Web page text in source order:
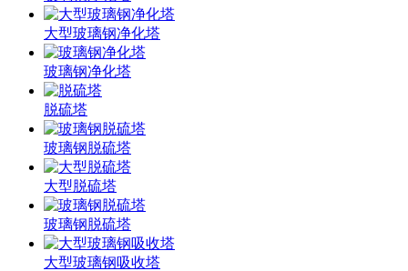
大型玻璃钢净化塔
玻璃钢净化塔
脱硫塔
玻璃钢脱硫塔
大型脱硫塔
玻璃钢脱硫塔
大型玻璃钢吸收塔